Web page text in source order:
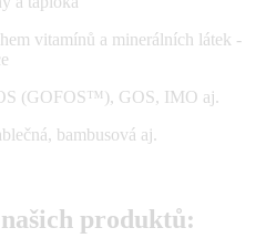
vitamínů a minerálních látek -
(GOFOS™), GOS, IMO aj.
bambusová aj.
produktů: